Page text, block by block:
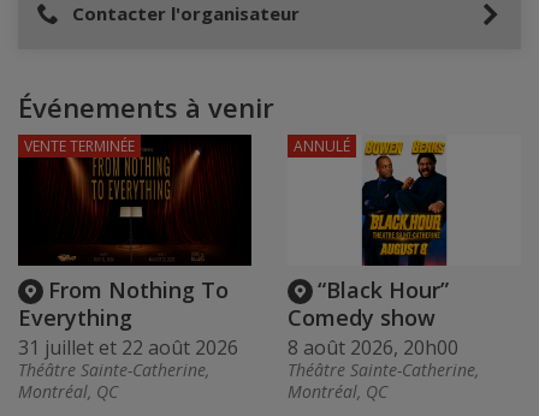
Contacter l'organisateur
Événements à venir
From Nothing To
Everything
31 juillet et 22 août 2026
Théâtre Sainte-Catherine,
Montréal, QC
VENTE TERMINÉE
“Black Hour”
Comedy show
8 août 2026, 20h00
Théâtre Sainte-Catherine,
Montréal, QC
ANNULÉ